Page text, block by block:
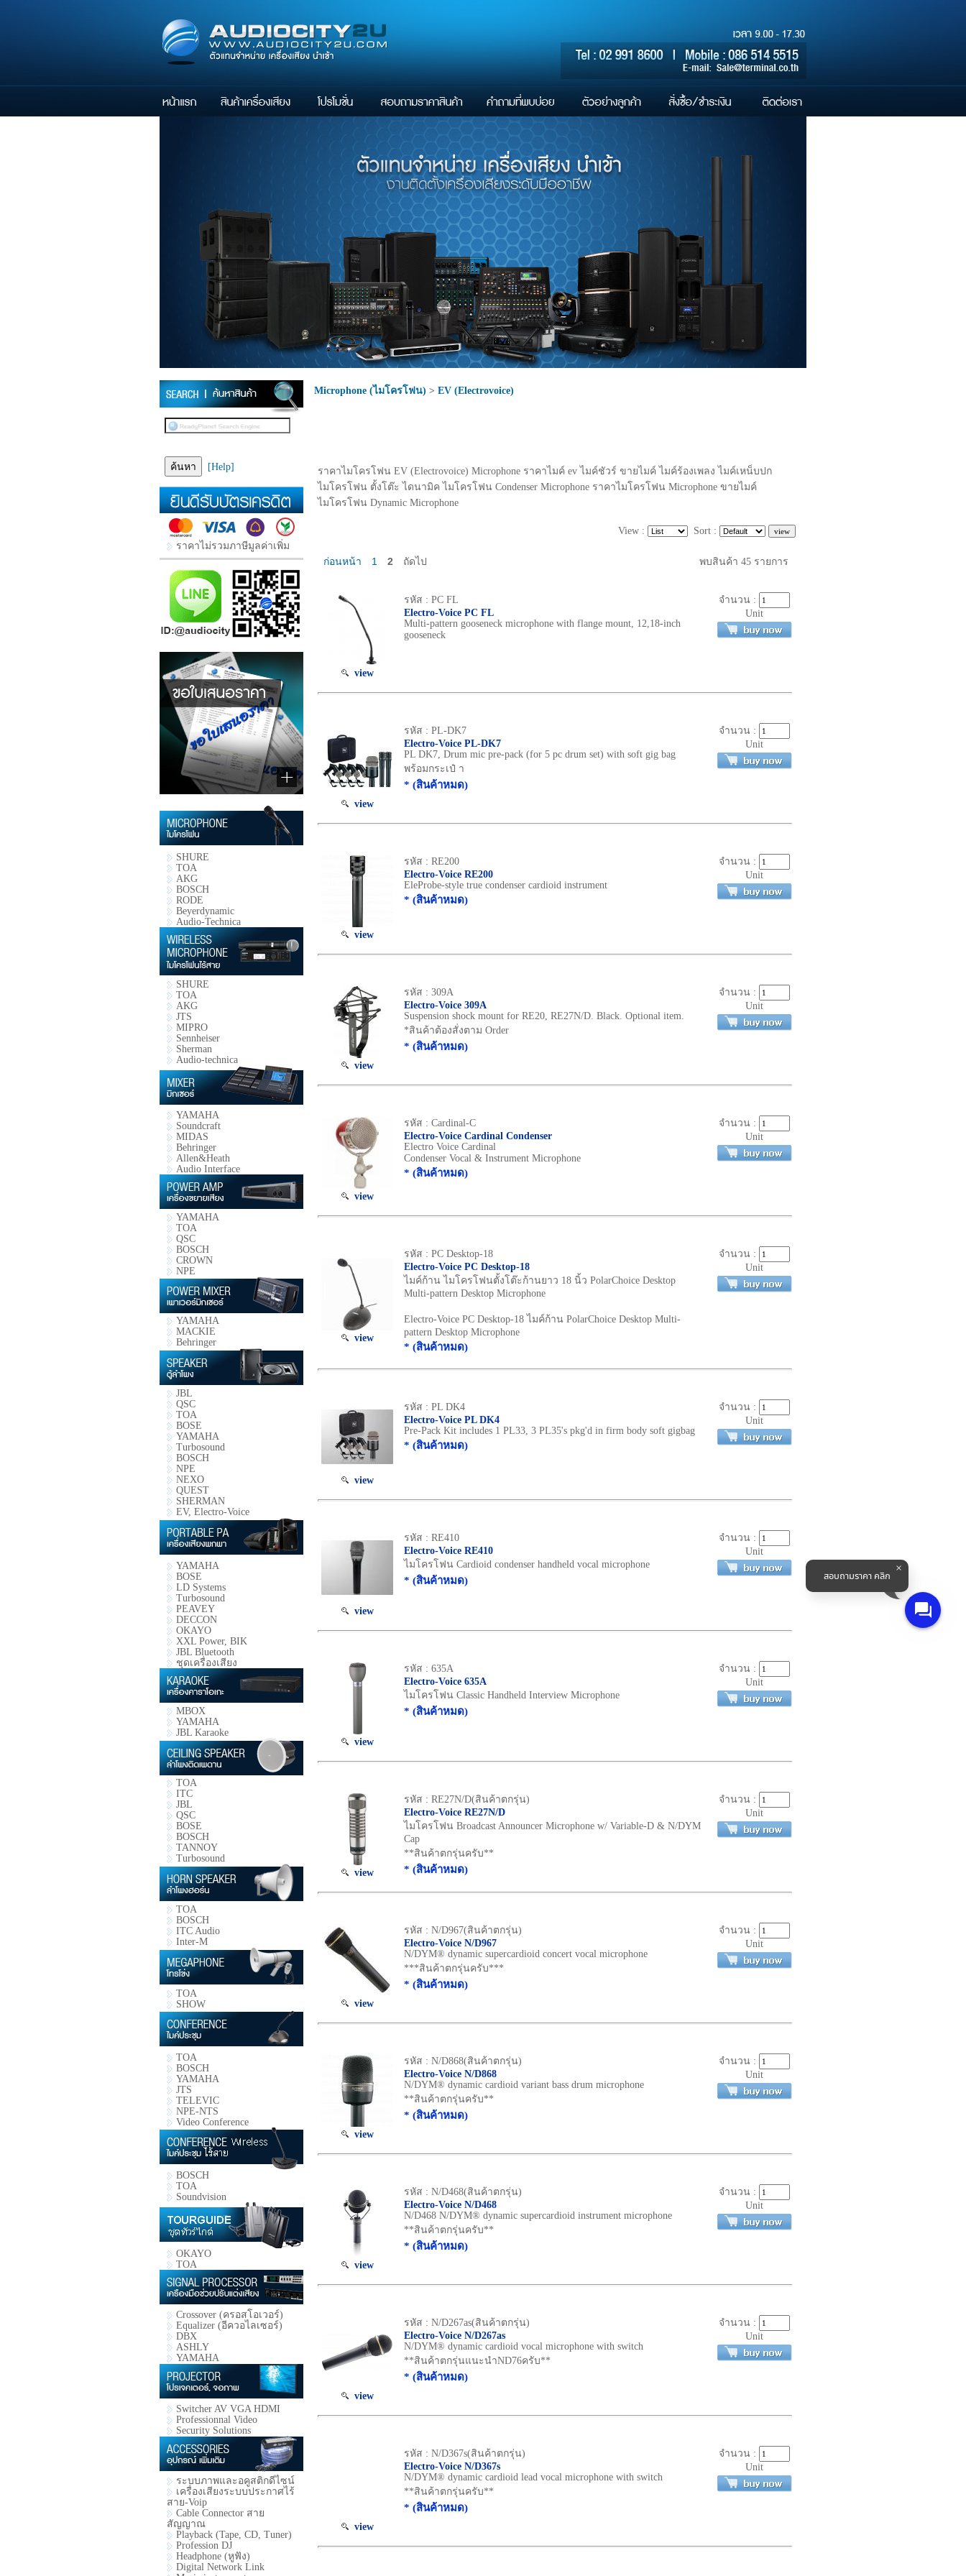
[Help]
ราคาไม่รวมภาษีมูลค่าเพิ่ม
SHURE
TOA
AKG
BOSCH
RODE
Beyerdynamic
Audio-Technica
SHURE
TOA
AKG
JTS
MIPRO
Sennheiser
Sherman
Audio-technica
YAMAHA
Soundcraft
MIDAS
Behringer
Allen&Heath
Audio Interface
YAMAHA
TOA
QSC
BOSCH
CROWN
NPE
YAMAHA
MACKIE
Behringer
JBL
QSC
TOA
BOSE
YAMAHA
Turbosound
BOSCH
NPE
NEXO
QUEST
SHERMAN
EV, Electro-Voice
YAMAHA
BOSE
LD Systems
Turbosound
PEAVEY
DECCON
OKAYO
XXL Power, BIK
JBL Bluetooth
ชุดเครื่องเสียง
MBOX
YAMAHA
JBL Karaoke
TOA
ITC
JBL
QSC
BOSE
BOSCH
TANNOY
Turbosound
TOA
BOSCH
ITC Audio
Inter-M
TOA
SHOW
TOA
BOSCH
YAMAHA
JTS
TELEVIC
NPE-NTS
Video Conference
BOSCH
TOA
Soundvision
OKAYO
TOA
Crossover (ครอสโอเวอร์)
Equalizer (อีควอไลเซอร์)
DBX
ASHLY
YAMAHA
Switcher AV VGA HDMI
Professionnal Video
Security Solutions
ระบบภาพและอคูสติกดีไซน์
เครื่องเสียงระบบประกาศไร้
สาย-Voip
Cable Connector สาย
สัญญาณ
Playback (Tape, CD, Tuner)
Profession DJ
Headphone (หูฟัง)
Digital Network Link
Microphone (ไมโครโฟน) > EV (Electrovoice)
ราคาไมโครโฟน EV (Electrovoice) Microphone ราคาไมค์ ev ไมค์ชัวร์ ขายไมค์ ไมค์ร้องเพลง ไมค์เหน็บปก
ไมโครโฟน ตั้งโต๊ะ ไดนามิค ไมโครโฟน Condenser Microphone ราคาไมโครโฟน Microphone ขายไมค์
ไมโครโฟน Dynamic Microphone
View : Sort :
ก่อนหน้า 1 2 ถัดไป พบสินค้า 45 รายการ
view
รหัส : PC FL
Electro-Voice PC FL
Multi-pattern gooseneck microphone with flange mount, 12,18-inch
gooseneck
จำนวน :
Unit
view
รหัส : PL-DK7
Electro-Voice PL-DK7
PL DK7, Drum mic pre-pack (for 5 pc drum set) with soft gig bag
พร้อมกระเป๋ า
* (สินค้าหมด)
จำนวน :
Unit
view
รหัส : RE200
Electro-Voice RE200
EleProbe-style true condenser cardioid instrument
* (สินค้าหมด)
จำนวน :
Unit
view
รหัส : 309A
Electro-Voice 309A
Suspension shock mount for RE20, RE27N/D. Black. Optional item.
*สินค้าต้องสั่งตาม Order
* (สินค้าหมด)
จำนวน :
Unit
view
รหัส : Cardinal-C
Electro-Voice Cardinal Condenser
Electro Voice Cardinal
Condenser Vocal & Instrument Microphone
* (สินค้าหมด)
จำนวน :
Unit
view
รหัส : PC Desktop-18
Electro-Voice PC Desktop-18
ไมค์ก้าน ไมโครโฟนตั้งโต๊ะก้านยาว 18 นิ้ว PolarChoice Desktop
Multi-pattern Desktop Microphone
Electro-Voice PC Desktop-18 ไมค์ก้าน PolarChoice Desktop Multi-
pattern Desktop Microphone
* (สินค้าหมด)
จำนวน :
Unit
view
รหัส : PL DK4
Electro-Voice PL DK4
Pre-Pack Kit includes 1 PL33, 3 PL35's pkg'd in firm body soft gigbag
* (สินค้าหมด)
จำนวน :
Unit
view
รหัส : RE410
Electro-Voice RE410
ไมโครโฟน Cardioid condenser handheld vocal microphone
* (สินค้าหมด)
จำนวน :
Unit
view
รหัส : 635A
Electro-Voice 635A
ไมโครโฟน Classic Handheld Interview Microphone
* (สินค้าหมด)
จำนวน :
Unit
view
รหัส : RE27N/D(สินค้าตกรุ่น)
Electro-Voice RE27N/D
ไมโครโฟน Broadcast Announcer Microphone w/ Variable-D & N/DYM
Cap
**สินค้าตกรุ่นครับ**
* (สินค้าหมด)
จำนวน :
Unit
view
รหัส : N/D967(สินค้าตกรุ่น)
Electro-Voice N/D967
N/DYM® dynamic supercardioid concert vocal microphone
***สินค้าตกรุ่นครับ***
* (สินค้าหมด)
จำนวน :
Unit
view
รหัส : N/D868(สินค้าตกรุ่น)
Electro-Voice N/D868
N/DYM® dynamic cardioid variant bass drum microphone
**สินค้าตกรุ่นครับ**
* (สินค้าหมด)
จำนวน :
Unit
view
รหัส : N/D468(สินค้าตกรุ่น)
Electro-Voice N/D468
N/D468 N/DYM® dynamic supercardioid instrument microphone
**สินค้าตกรุ่นครับ**
* (สินค้าหมด)
จำนวน :
Unit
view
รหัส : N/D267as(สินค้าตกรุ่น)
Electro-Voice N/D267as
N/DYM® dynamic cardioid vocal microphone with switch
**สินค้าตกรุ่นแนะนำND76ครับ**
* (สินค้าหมด)
จำนวน :
Unit
view
รหัส : N/D367s(สินค้าตกรุ่น)
Electro-Voice N/D367s
N/DYM® dynamic cardioid lead vocal microphone with switch
**สินค้าตกรุ่นครับ**
* (สินค้าหมด)
จำนวน :
Unit
สอบถามราคา คลิก